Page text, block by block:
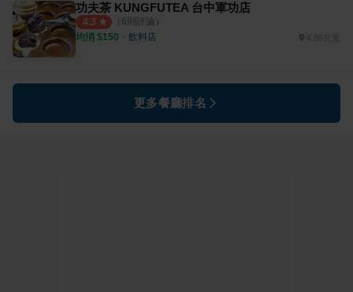
功夫茶 KUNGFUTEA 台中軍功店
4.3 （ 6則評論）
均消 $150 ・ 飲料店 4.86公里
更多餐廳排名